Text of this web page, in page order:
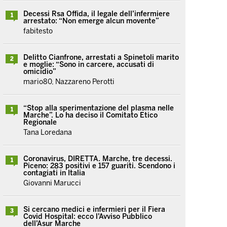
1
Decessi Rsa Offida, il legale dell’infermiere
arrestato: “Non emerge alcun movente”
fabitesto
2
Delitto Cianfrone, arrestati a Spinetoli marito
e moglie: “Sono in carcere, accusati di
omicidio”
mario80, Nazzareno Perotti
1
“Stop alla sperimentazione del plasma nelle
Marche”. Lo ha deciso il Comitato Etico
Regionale
Tana Loredana
1
Coronavirus, DIRETTA. Marche, tre decessi.
Piceno: 283 positivi e 157 guariti. Scendono i
contagiati in Italia
Giovanni Marucci
3
Si cercano medici e infermieri per il Fiera
Covid Hospital: ecco l’Avviso Pubblico
dell’Asur Marche